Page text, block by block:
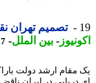
تصمیم تهران
-بین الملل-117 ماه پیش - چهارشنبه 24 آذر 1395، 09:07
ارشد دولت باراک